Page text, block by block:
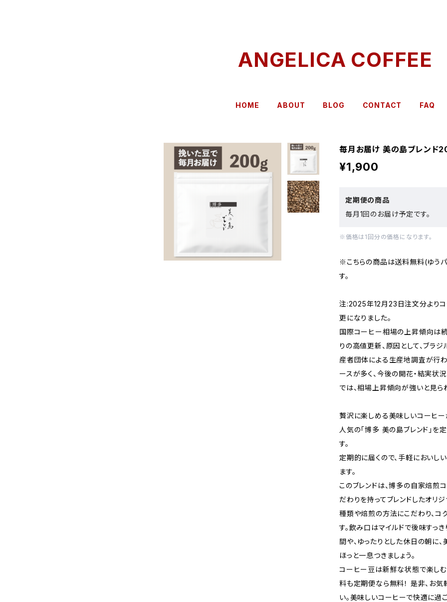
ANGELICA COFFEE
HOME ABOUT BLOG CONTACT FAQ
毎月お届け 美の島ブレンド
¥1,900
定期便の商品
毎月1回のお届け予定です。
※価格は1回分の価格になります。
※こちらの商品は送料無料(ゆう
す。
注:2025年12月23日注文分より
更になりました。
国際コーヒー相場の上昇傾向は
りの高値更新、原因として、ブラ
産者団体による生産地調査が行
ースが多く、今後の開花・結実状
では、相場上昇傾向が強いと見ら
贅沢に楽しめる美味しいコーヒー
人気の「博多 美の島ブレンド」を
す。
定期的に届くので、手軽においし
ます。
このブレンドは、博多の自家焙煎
だわりを持ってブレンドしたオリ
種類や焙煎の方法にこだわり、コ
す。飲み口はマイルドで後味すっ
間や、ゆったりとした休日の朝に
ほっと一息つきましょう。
コーヒー豆は新鮮な状態で楽しむ
料も定期便なら無料！ 是非、お気
い。美味しいコーヒーで快適に過